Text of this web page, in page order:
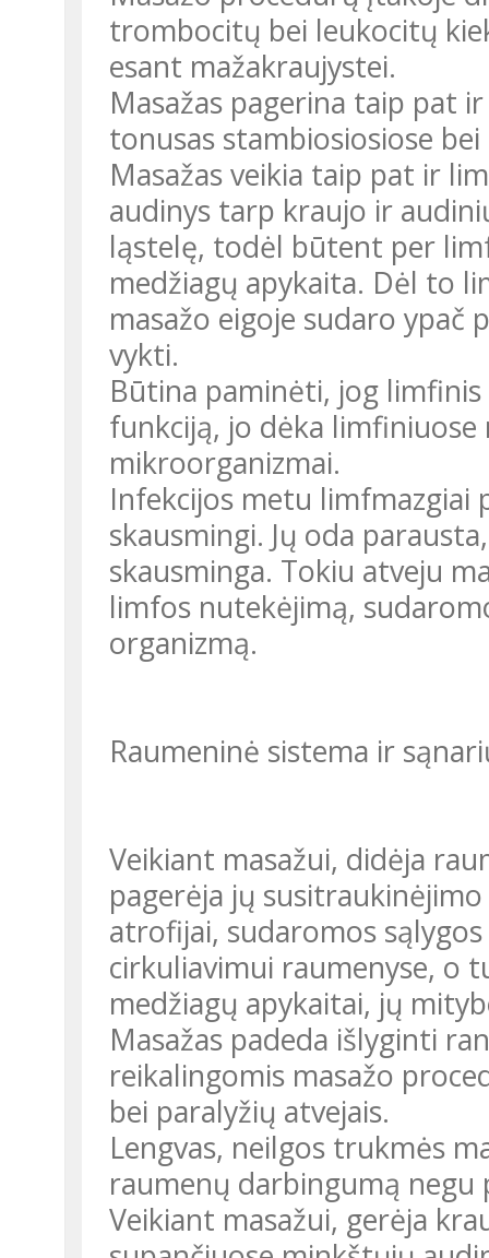
trombocitų bei leukocitų
esant mažakraujystei.
Masažas pagerina taip pat
tonusas stambiosiosiose
Masažas veikia taip pat ir
audinys tarp kraujo ir
ląstelę, todėl būtent per
medžiagų apykaita. Dėl to
masažo eigoje sudaro ypač
vykti.
Būtina paminėti, jog
funkciją, jo dėka limfiniuose
mikroorganizmai.
Infekcijos metu limfmazgiai
skausmingi. Jų oda
skausminga. Tokiu atveju
limfos nutekėjimą,
organizmą.
Raumeninė sistema ir
Veikiant masažui, didėja
pagerėja jų
atrofijai, sudaromos
cirkuliavimui raumenyse, o
medžiagų apykaitai, jų
Masažas padeda išlyginti
reikalingomis masažo
bei paralyžių atvejais.
Lengvas, neilgos trukmės
raumenų darbingumą negu
Veikiant masažui, gerėja